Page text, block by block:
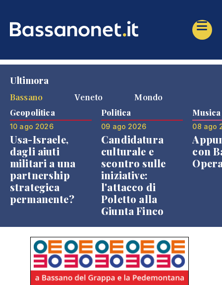
Ultimora
Bassano
Veneto Mondo
Geopolitica
10 ago 2026
Usa-Israele,
dagli aiuti
militari a una
partnership
strategica
permanente?
Politica
09 ago 2026
Candidatura
culturale e
scontro sulle
iniziative:
l'attacco di
Poletto alla
Giunta Finco
Musica
08 ago
con